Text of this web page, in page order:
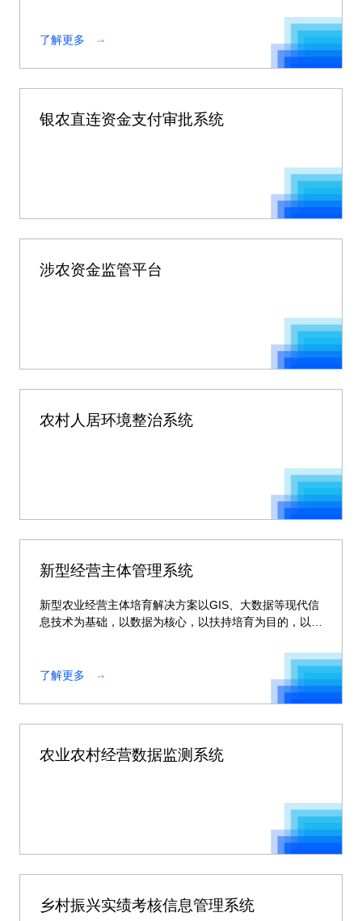
了解更多
银农直连资金支付审批系统
涉农资金监管平台
农村人居环境整治系统
新型经营主体管理系统
新型农业经营主体培育解决方案以GIS、大数据等现代信
息技术为基础，以数据为核心，以扶持培育为目的，以精
了解更多
农业农村经营数据监测系统
乡村振兴实绩考核信息管理系统